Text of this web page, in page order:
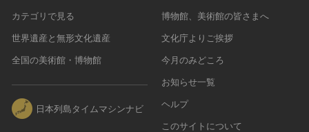
カテゴリで見る
世界遺産と無形文化遺産
全国の美術館・博物館
日本列島タイムマシンナビ
博物館、美術館の皆さまへ
文化庁よりご挨拶
今月のみどころ
お知らせ一覧
ヘルプ
このサイトについて